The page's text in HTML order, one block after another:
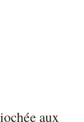
aux